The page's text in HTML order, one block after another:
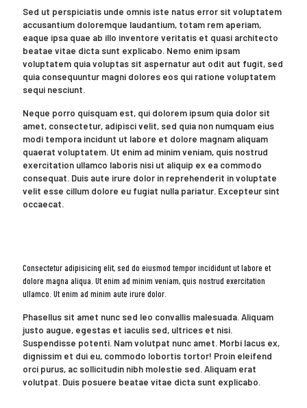
Sed ut perspiciatis unde omnis iste natus error sit voluptatem
accusantium doloremque laudantium, totam rem aperiam,
eaque ipsa quae ab illo inventore veritatis et quasi architecto
beatae vitae dicta sunt explicabo. Nemo enim ipsam
voluptatem quia voluptas sit aspernatur aut odit aut fugit, sed
quia consequuntur magni dolores eos qui ratione voluptatem
sequi nesciunt.
Neque porro quisquam est, qui dolorem ipsum quia dolor sit
amet, consectetur, adipisci velit, sed quia non numquam eius
modi tempora incidunt ut labore et dolore magnam aliquam
quaerat voluptatem. Ut enim ad minim veniam, quis nostrud
exercitation ullamco laboris nisi ut aliquip ex ea commodo
consequat. Duis aute irure dolor in reprehenderit in voluptate
velit esse cillum dolore eu fugiat nulla pariatur. Excepteur sint
occaecat.
Consectetur adipisicing elit, sed do eiusmod tempor incididunt ut labore et
dolore magna aliqua. Ut enim ad minim veniam, quis nostrud exercitation
ullamco. Ut enim ad minim aute irure dolor.
Phasellus sit amet nunc sed leo convallis malesuada. Aliquam
justo augue, egestas et iaculis sed, ultrices et nisi.
Suspendisse potenti. Nam volutpat nunc amet. Morbi lacus ex,
dignissim et dui eu, commodo lobortis tortor! Proin eleifend
orci purus, ac sollicitudin nibh molestie sed. Aliquam erat
volutpat. Duis posuere beatae vitae dicta sunt explicabo.